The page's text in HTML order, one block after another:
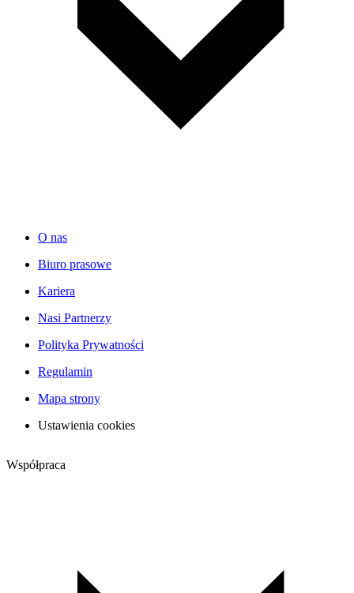
O nas
Biuro prasowe
Kariera
Nasi Partnerzy
Polityka Prywatności
Regulamin
Mapa strony
Ustawienia cookies
Współpraca